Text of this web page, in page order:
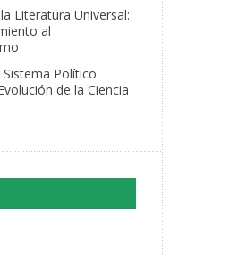
Literatura Universal:
al
Político
de la Ciencia